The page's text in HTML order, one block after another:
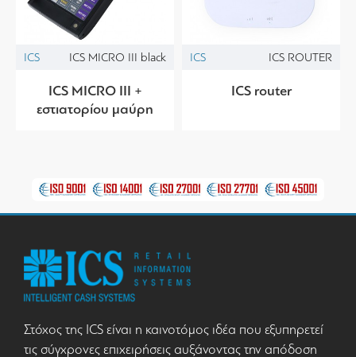
ICS ICS MICRO III black
ICS MICRO III +
εστιατορίου μαύρη
ICS ICS ROUTER
ICS router
Στόχος της ICS είναι η καινοτόμος ιδέα που εξυπηρετεί
τις σύγχρονες επιχειρήσεις αυξάνοντας την απόδοση